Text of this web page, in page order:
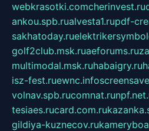
webkrasotki.comcherinvest.ru
ankou.spb.rualvesta1.rupdf-
sakhatoday.ru
golf2club.msk.ruaeforums.ru
multimodal.msk.ruhabaigry.ru
isz-fest.ruewnc.info
volnav.spb.rucomnat.ru
tesiaes.rucard.com.ru
gildiya-kuznecov.ru